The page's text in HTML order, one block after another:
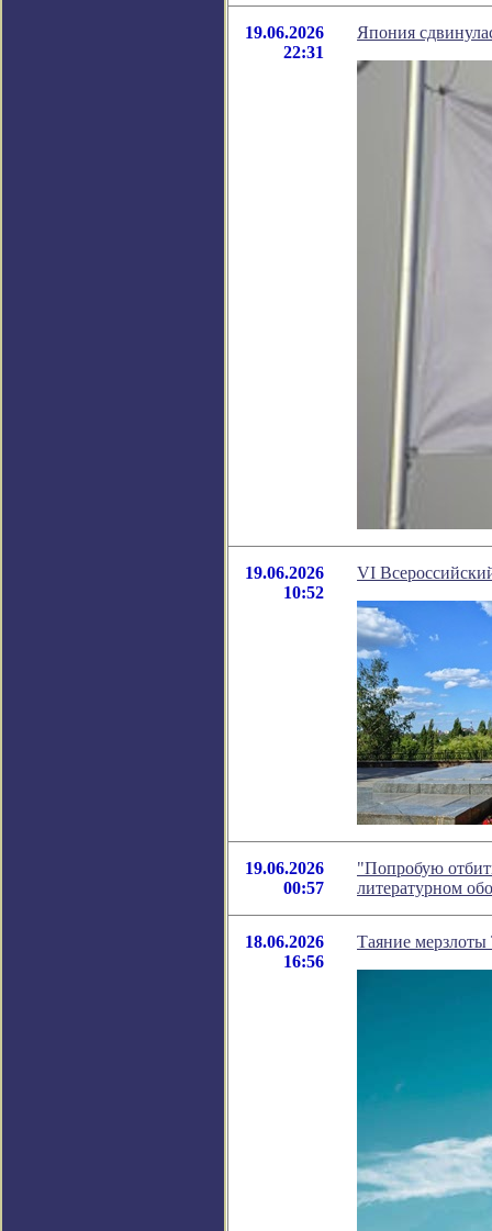
19.06.2026
22:31
Япония
19.06.2026
10:52
VI
19.06.2026
00:57
"Попробую
литературном
18.06.2026
16:56
Таяние мерзлоты